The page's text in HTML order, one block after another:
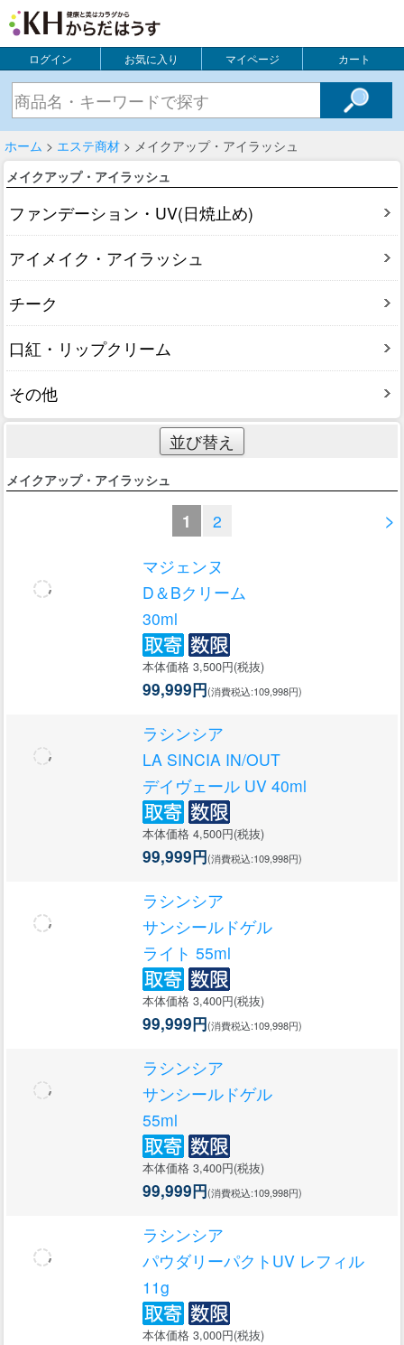
ログイン お気に入り マイページ カート
ホーム > エステ商材 > メイクアップ・アイラッシュ
メイクアップ・アイラッシュ
ファンデーション・UV(日焼止め)
アイメイク・アイラッシュ
チーク
口紅・リップクリーム
その他
並び替え
メイクアップ・アイラッシュ
>
1 2
マジェンヌ
D＆Bクリーム
30ml
本体価格 3,500円(税抜)
99,999円(消費税込:109,998円)
ラシンシア
LA SINCIA IN/OUT
デイヴェール UV 40ml
本体価格 4,500円(税抜)
99,999円(消費税込:109,998円)
ラシンシア
サンシールドゲル
ライト 55ml
本体価格 3,400円(税抜)
99,999円(消費税込:109,998円)
ラシンシア
サンシールドゲル
55ml
本体価格 3,400円(税抜)
99,999円(消費税込:109,998円)
ラシンシア
パウダリーパクトUV レフィル
11g
本体価格 3,000円(税抜)